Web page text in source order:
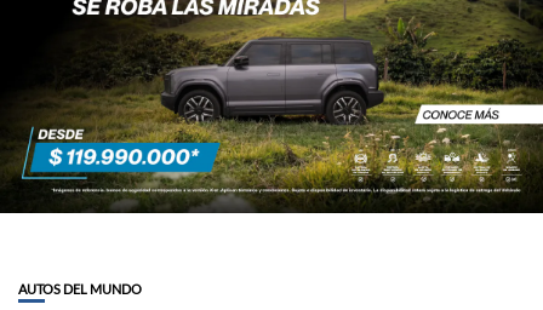
AUTOS DEL MUNDO